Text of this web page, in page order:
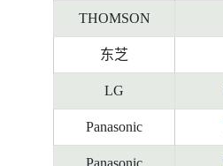
THOMSON
东芝
LG
Panasonic
Panasonic